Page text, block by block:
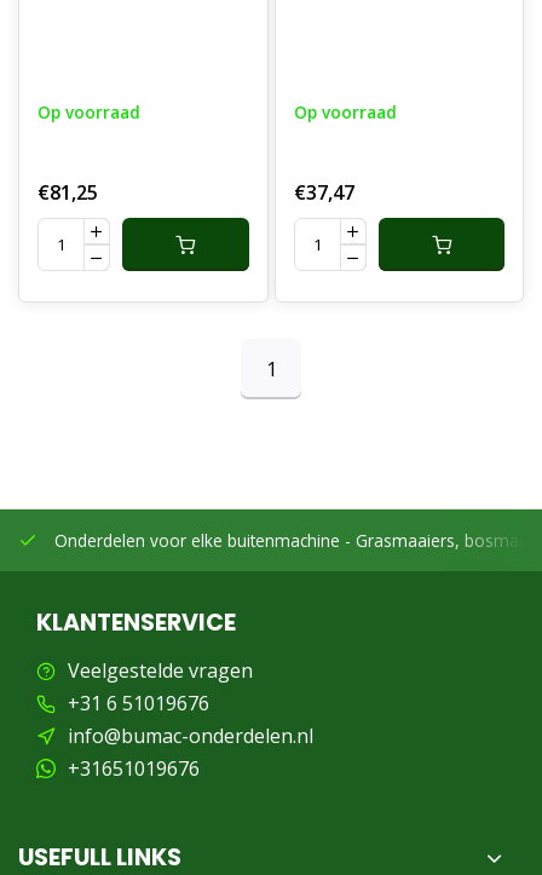
Op voorraad
€81,25
Op voorraad
€37,47
1
Onderdelen voor elke buitenmachine - Grasmaaiers,
KLANTENSERVICE
Veelgestelde vragen
+31 6 51019676
info@bumac-onderdelen.nl
+31651019676
USEFULL LINKS